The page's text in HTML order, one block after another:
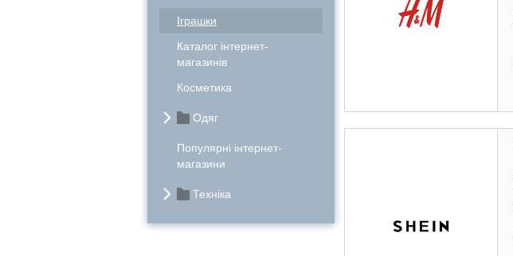
Іграшки
Каталог інтернет-
магазинів
Косметика
Одяг
Популярні інтернет-
магазини
Техніка